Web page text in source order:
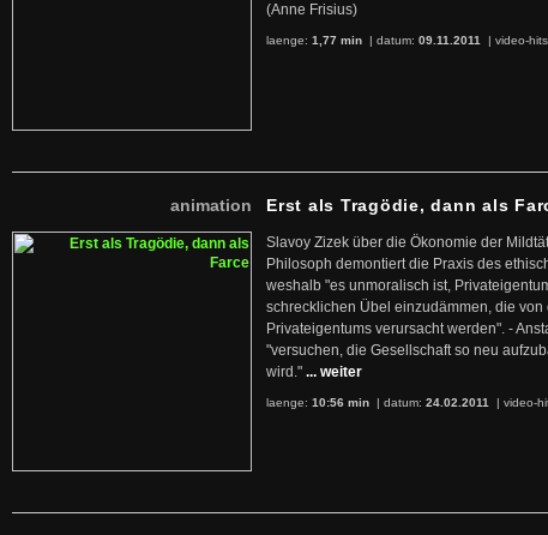
(Anne Frisius)
laenge: 1,77 min | datum: 09.11.2011 | video-
animation Erst als Tragödie, dann als
Slavoy Zizek über die Ökonomie der
Philosoph demontiert die Praxis des
weshalb "es unmoralisch ist,
schrecklichen Übel einzudämmen, die von
Privateigentums verursacht werden". -
"versuchen, die Gesellschaft so neu
wird." ... weiter
laenge: 10:56 min | datum: 24.02.2011 | video-